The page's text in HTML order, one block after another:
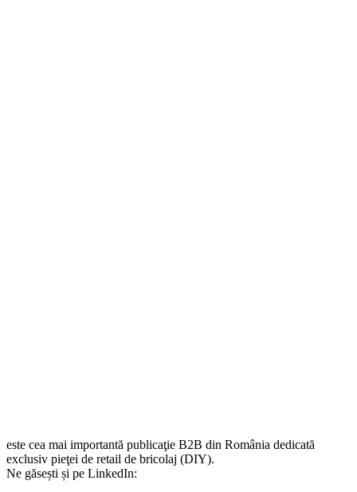
este cea mai importantă publicaţie B2B din România dedicată
exclusiv pieţei de retail de bricolaj (DIY).
Ne găsești și pe LinkedIn: